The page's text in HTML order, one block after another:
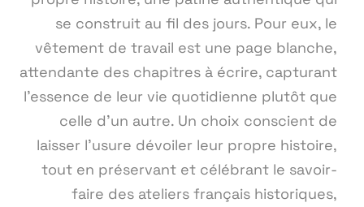
se construit au fil des jours. Pour eux, le
vêtement de travail est une page blanche,
attendante des chapitres à écrire, capturant
l'essence de leur vie quotidienne plutôt que
celle d'un autre. Un choix conscient de
laisser l'usure dévoiler leur propre histoire,
tout en préservant et célébrant le savoir-
faire des ateliers français historiques,